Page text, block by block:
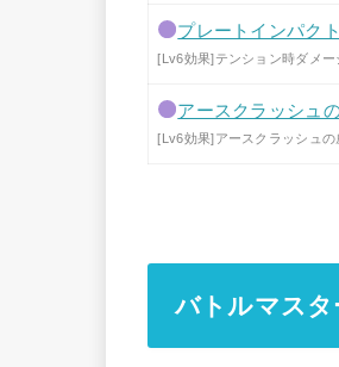
プレートインパク
[Lv6効果]テンション時ダメー
アースクラッシュ
[Lv6効果]アースクラッシュの
バトルマス